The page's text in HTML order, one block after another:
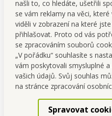
našli to, co hledáte, ušetřili
se vám reklamy na věci,
viděli v zobrazení na které
přihlašovat. Proto od vás
se zpracováním souborů
„V pořádku“ souhlasíte s
vám poskytovali smysluplné
vašich údajů. Svůj souhlas
na stránce zpracování
Spravovat
Položte jej na sváteční stůl
vytvořenístylového
Kombinujte se zlatými
dekoracemi protradiční
FAQ – vaše nejčastější
Je věnec vhodný pro
krytého prostoru, aby byl